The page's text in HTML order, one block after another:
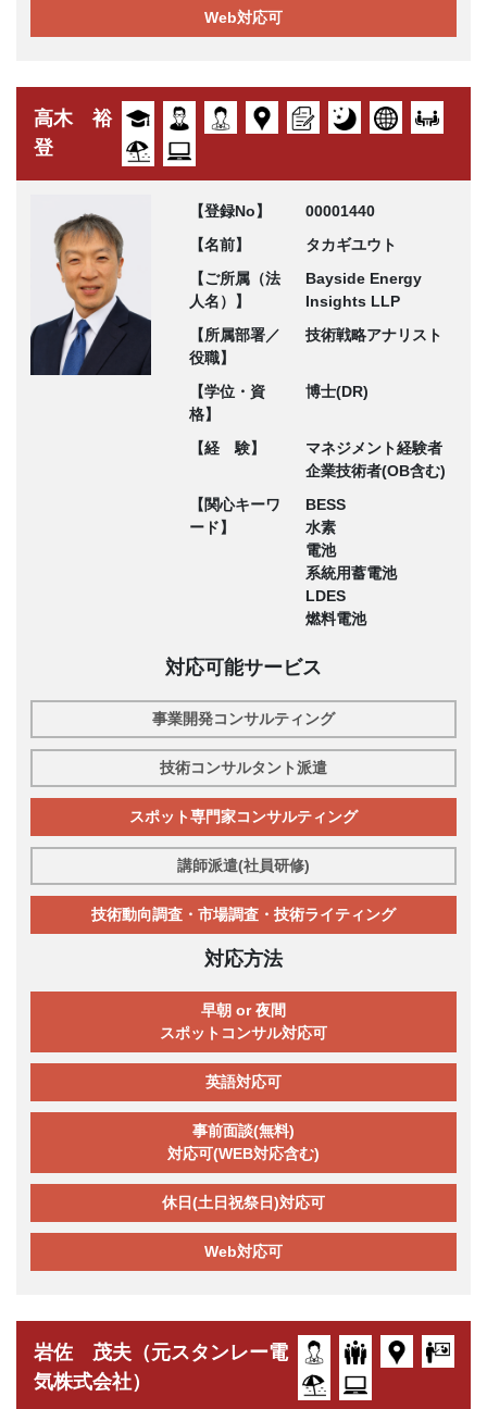
Web対応可
高木 裕
登
【登録No】
00001440
【名前】
タカギユウト
【ご所属（法
人名）】
Bayside Energy
Insights LLP
【所属部署／
役職】
技術戦略アナリスト
【学位・資
格】
博士(DR)
【経 験】
マネジメント経験者
企業技術者(OB含む)
【関心キーワ
ード】
BESS
水素
電池
系統用蓄電池
LDES
燃料電池
対応可能サービス
事業開発コンサルティング
技術コンサルタント派遣
スポット専門家コンサルティング
講師派遣(社員研修)
技術動向調査・市場調査・技術ライティング
対応方法
早朝 or 夜間
スポットコンサル対応可
英語対応可
事前面談(無料)
対応可(WEB対応含む)
休日(土日祝祭日)対応可
Web対応可
岩佐 茂夫（元スタンレー電
気株式会社）